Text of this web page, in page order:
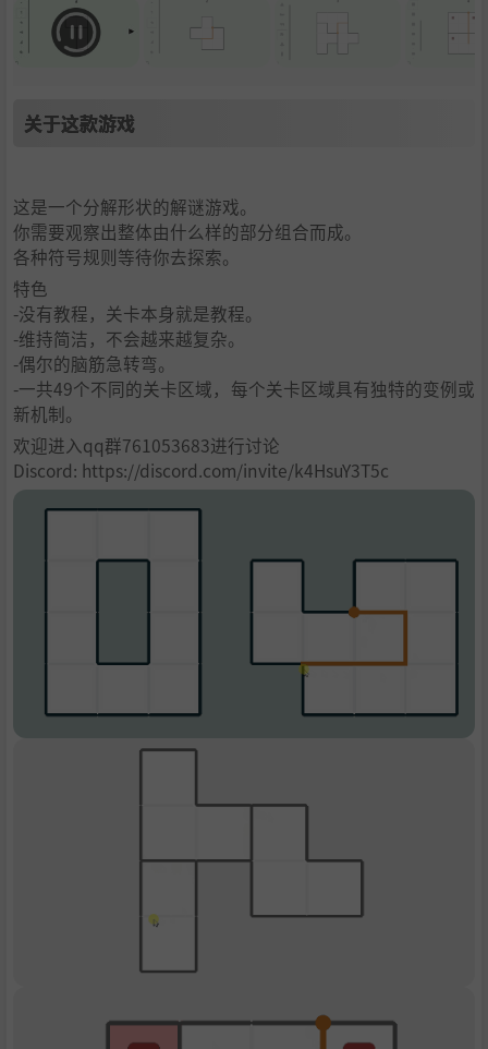
关于这款游戏
这是一个分解形状的解谜游戏。
你需要观察出整体由什么样的部分组合而成。
各种符号规则等待你去探索。
特色
-没有教程，关卡本身就是教程。
-维持简洁，不会越来越复杂。
-偶尔的脑筋急转弯。
-一共49个不同的关卡区域，每个关卡区域具有独特的变例或
新机制。
欢迎进入qq群761053683进行讨论
Discord: https://discord.com/invite/k4HsuY3T5c